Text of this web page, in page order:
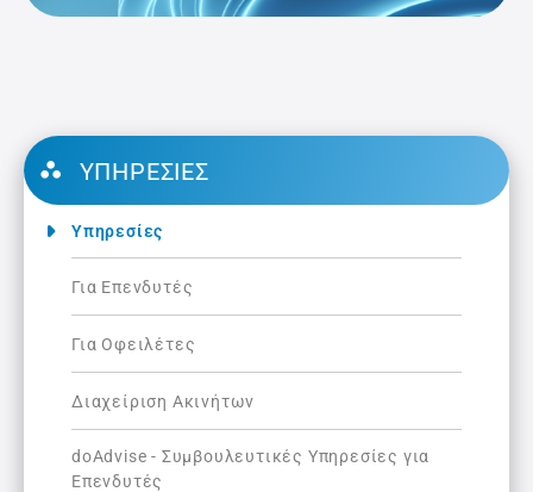
ΥΠΗΡΕΣΊΕΣ
Υπηρεσίες
Για Επενδυτές
Για Οφειλέτες
Διαχείριση Ακινήτων
doAdvise - Συμβουλευτικές Υπηρεσίες για
Επενδυτές